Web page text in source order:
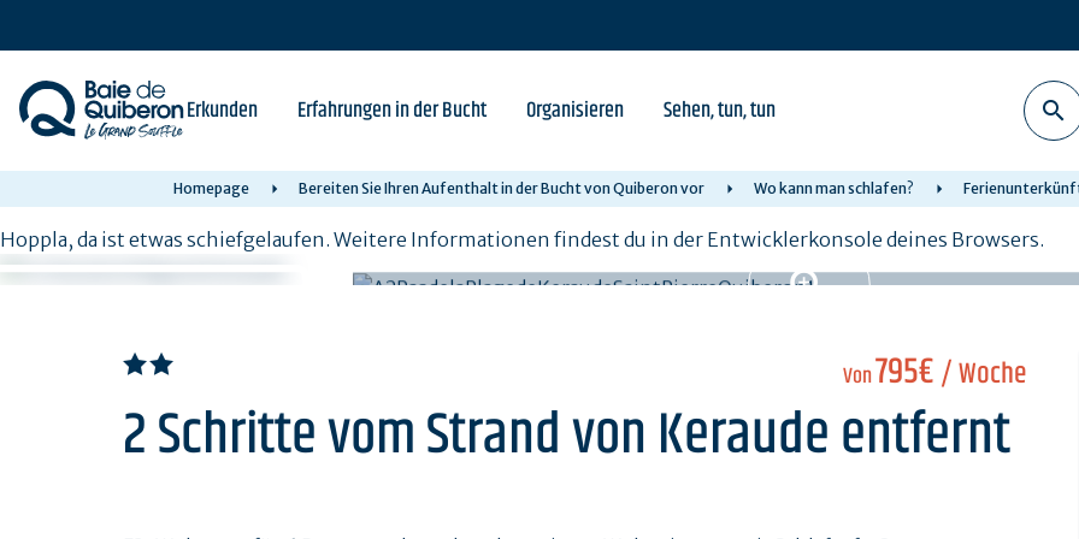
content
Erkunden Erfahrungen in der Bucht Organisieren Sehen, tun, tun
Homepage Bereiten Sie Ihren Aufenthalt in der Bucht von Quiberon vor Wo kann man schlafen?
Hoppla, da ist etwas schiefgelaufen. Weitere Informationen findest du in der Entwicklerkonsole deines Browsers.
Von795€/ Woche
2 Schritte vom Strand von Keraude entfernt